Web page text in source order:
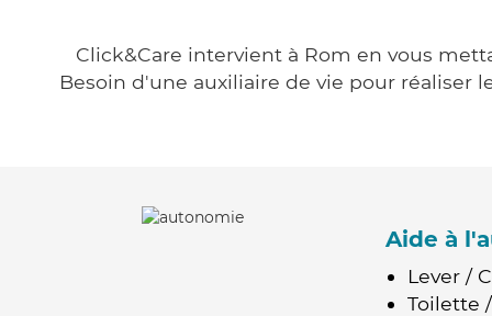
Click&Care intervient à Rom en vous
Besoin d'une auxiliaire de vie pour réaliser
Aide à
Lever /
Toilette